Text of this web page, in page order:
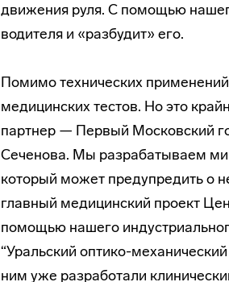
движения руля. С помощью
водителя и «разбудит» его.
Помимо технических
медицинских тестов. Но это
партнер — Первый Московский
Сеченова. Мы разрабатываем
который может предупредить о
главный медицинский проект
помощью нашего
“Уральский оптико-
ним уже разработали